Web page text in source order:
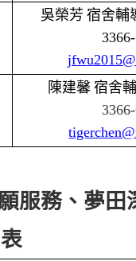
吳榮芳 宿舍輔
陳建馨 宿舍
服務、夢田